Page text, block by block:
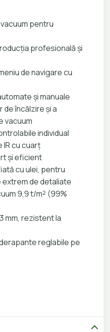
pentru
profesională și
de navigare cu
și manuale
încălzire și a
vacuum
individual
IR cu cuarț
și eficient
cu ulei, pentru
de detaliate
9,9 t/m² (99%
mm, rezistent la
reglabile pe